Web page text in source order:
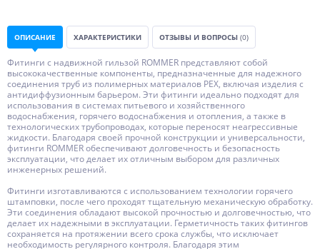
ОПИСАНИЕ ХАРАКТЕРИСТИКИ ОТЗЫВЫ И ВОПРОСЫ (0)
Фитинги с надвижной гильзой ROMMER представляют собой
высококачественные компоненты, предназначенные для надежного
соединения труб из полимерных материалов PEX, включая изделия с
антидиффузионным барьером. Эти фитинги идеально подходят для
использования в системах питьевого и хозяйственного
водоснабжения, горячего водоснабжения и отопления, а также в
технологических трубопроводах, которые переносят неагрессивные
жидкости. Благодаря своей прочной конструкции и универсальности,
фитинги ROMMER обеспечивают долговечность и безопасность
эксплуатации, что делает их отличным выбором для различных
инженерных решений.
Фитинги изготавливаются с использованием технологии горячего
штамповки, после чего проходят тщательную механическую обработку.
Эти соединения обладают высокой прочностью и долговечностью, что
делает их надежными в эксплуатации. Герметичность таких фитингов
сохраняется на протяжении всего срока службы, что исключает
необходимость регулярного контроля. Благодаря этим